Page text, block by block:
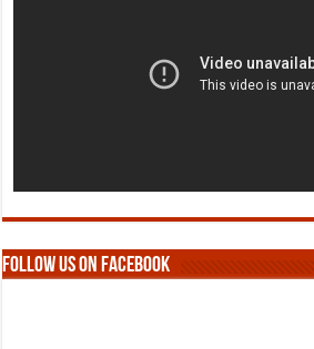
Follow us on Facebook